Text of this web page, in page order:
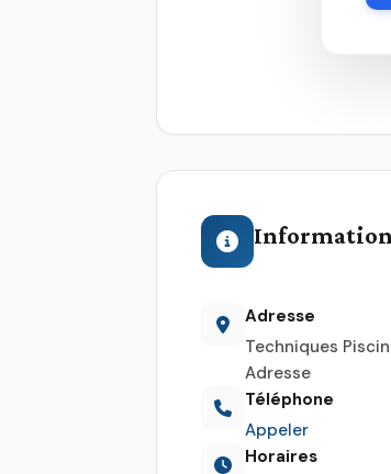
Adresse
Techniques
Adresse
Téléphone
Appeler
Horaires